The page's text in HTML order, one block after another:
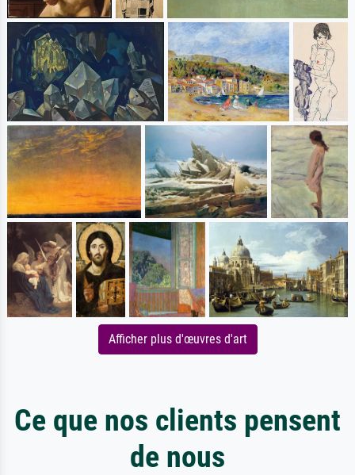
Afficher plus d'œuvres d'art
Ce que nos clients pensent
de nous